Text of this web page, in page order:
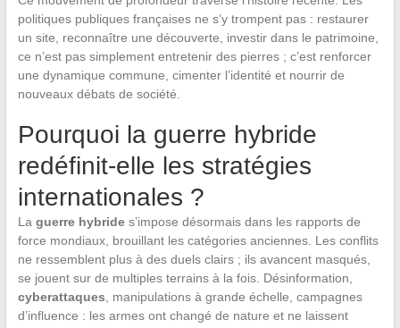
politiques publiques françaises ne s’y trompent pas : restaurer
un site, reconnaître une découverte, investir dans le patrimoine,
ce n’est pas simplement entretenir des pierres ; c’est renforcer
une dynamique commune, cimenter l’identité et nourrir de
nouveaux débats de société.
Pourquoi la guerre hybride
redéfinit-elle les stratégies
internationales ?
La guerre hybrides’impose désormais dans les rapports de
force mondiaux, brouillant les catégories anciennes. Les conflits
ne ressemblent plus à des duels clairs ; ils avancent masqués,
se jouent sur de multiples terrains à la fois. Désinformation,
cyberattaques , manipulations à grande échelle, campagnes
d’influence : les armes ont changé de nature et ne laissent